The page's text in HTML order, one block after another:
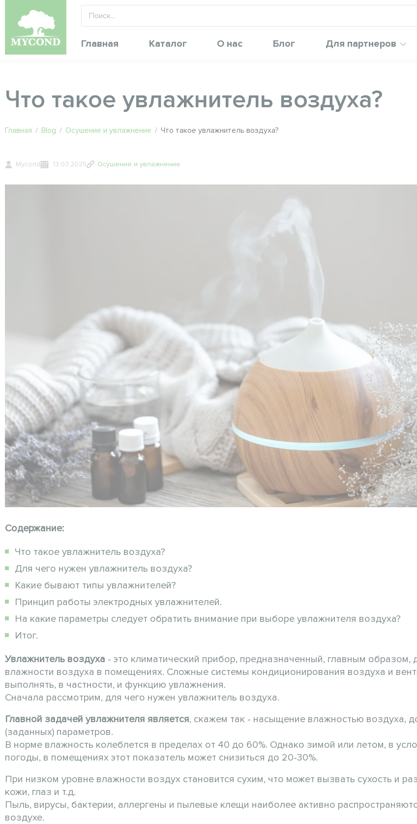
Главная Каталог О нас Блог Для партнеров
Что такое увлажнитель воздуха?
Главная / Blog / Осушение и увлажнение / Что такое увлажнитель воздуха?
Mycond 13.03.2025 Осушение и увлажнение
Содержание:
Что такое увлажнитель воздуха?
Для чего нужен увлажнитель воздуха?
Какие бывают типы увлажнителей?
Принцип работы электродных увлажнителей.
На какие параметры следует обратить внимание при выборе увлажнителя воздуха?
Итог.
Увлажнитель воздуха - это климатический прибор, предназначенный, главным образом,
влажности воздуха в помещениях. Сложные системы кондиционирования воздуха и
выполнять, в частности, и функцию увлажнения.
Сначала рассмотрим, для чего нужен увлажнитель воздуха.
Главной задачей увлажнителя является, скажем так - насыщение влажностью воздуха,
(заданных) параметров.
В норме влажность колеблется в пределах от 40 до 60%. Однако зимой или летом, в
погоды, в помещениях этот показатель может снизиться до 20-30%.
При низком уровне влажности воздух становится сухим, что может вызвать сухость и
кожи, глаз и т.д.
Пыль, вирусы, бактерии, аллергены и пылевые клещи наиболее активно
воздухе.